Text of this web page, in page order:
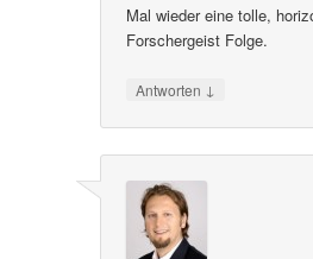
Mal wieder eine tolle,
Forschergeist Folge.
Antworten ↓